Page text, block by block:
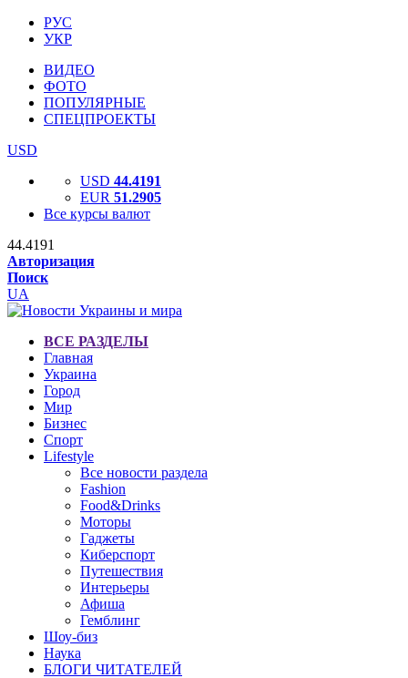
РУС
УКР
ВИДЕО
ФОТО
ПОПУЛЯРНЫЕ
СПЕЦПРОЕКТЫ
USD
USD 44.4191
EUR 51.2905
Все курсы валют
44.4191
Авторизация
Поиск
UA
ВСЕ РАЗДЕЛЫ
Главная
Украина
Город
Мир
Бизнес
Спорт
Lifestyle
Все новости раздела
Fashion
Food&Drinks
Моторы
Гаджеты
Киберспорт
Путешествия
Интерьеры
Афиша
Гемблинг
Шоу-биз
Наука
БЛОГИ ЧИТАТЕЛЕЙ